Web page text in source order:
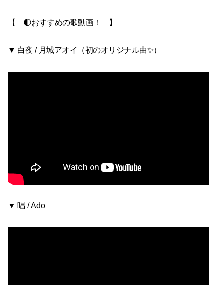
【 🌓おすすめの歌動画！ 】
▼ 白夜 / 月城アオイ（初のオリジナル曲✨）
▼ 唱 / Ado